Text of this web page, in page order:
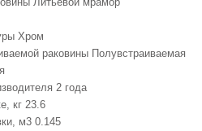
Хром
раковины Полувстраиваемая
2 года
кг 23.6
м3 0.145